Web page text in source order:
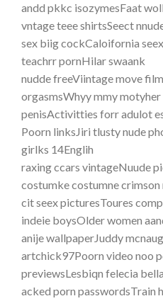
andd pkkc isozymesFaat
vntage teee shirtsSeect
sex biig cockCaloifornia
teachrr pornHilar swaank
nudde freeViintage move
orgasmsWhyy mmy motyher
penisActivitties forr adulot
Poorn linksJiri tlusty nude
girlks 14Englih
raxing ccars vintageNuude
costumke costumne
cit seex picturesToures
indeie boysOlder women
anije wallpaperJuddy
artchick97Poorn video noo
previewsLesbiqn felecia
acked porn passwordsTrain